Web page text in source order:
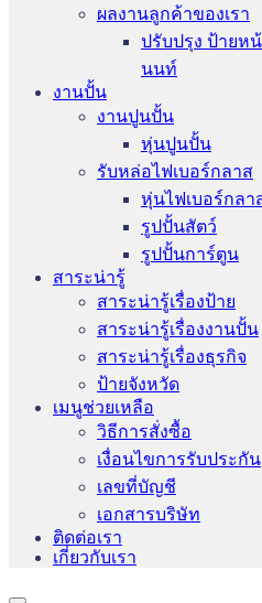
ผลงานลูกค้าของเรา
ปรับปรุง ป้ายห
นนท์
งานปั้น
งานปูนปั้น
หุ่นปูนปั้น
รับหล่อไฟเบอร์กลาส
หุ่นไฟเบอร์กลา
รูปปั้นสัตว์
รูปปั้นการ์ตูน
สาระน่ารู้
สาระน่ารู้เรื่องป้าย
สาระน่ารู้เรื่องงานปั้น
สาระน่ารู้เรื่องธุรกิจ
ป้ายจังหวัด
เมนูช่วยเหลือ
วิธีการสั่งซื้อ
เงื่อนไขการรับประกัน
เลขที่บัญชี
เอกสารบริษัท
ติดต่อเรา
เกี่ยวกับเรา